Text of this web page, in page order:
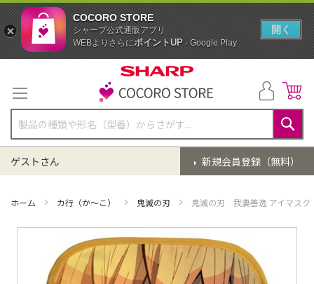
テ
ン
ツ
に
ス
キ
ッ
検
索
新規会員登録（無料）
ゲストさん
ホーム カ行（か～こ） 鬼滅の刃 鬼滅の刃 我妻善逸 アイマスク
COCORO STORE
シャープ公式通販アプリ
WEBよりさらにポイントUP- Google Play
開く